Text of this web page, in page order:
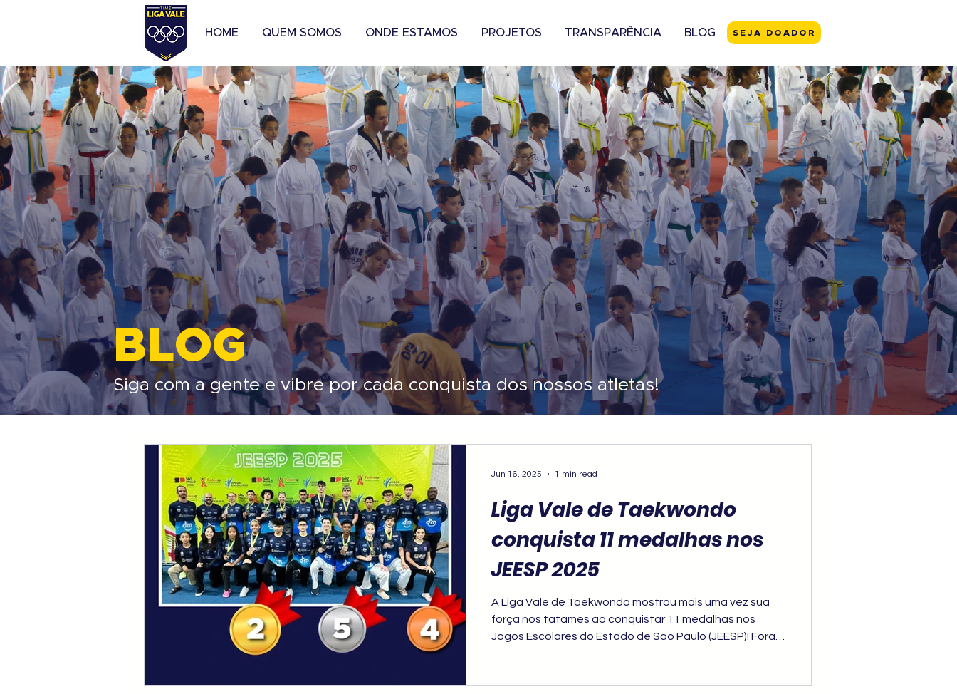
HOME QUEM SOMOS ONDE ESTAMOS PROJETOS TRANSPARÊNCIA BLOG SEJA DOADOR
BLOG
Siga com a gente e vibre por cada conquista dos nossos atletas!
Liga Vale de Taekwondo
conquista 11 medalhas nos
JEESP 2025
A Liga Vale de Taekwondo mostrou mais uma vez sua
força nos tatames ao conquistar 11 medalhas nos
Jogos Escolares do Estado de São Paulo (JEESP)! Foram
Jun 16, 2025 1 min read